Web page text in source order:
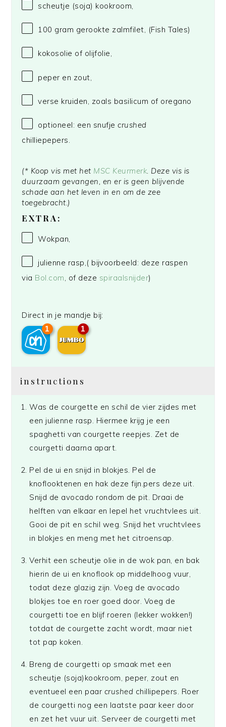
scheutje (soja) kookroom,
100 gram gerookte zalmfilet, (Fish Tales)
kokosolie of olijfolie,
peper en zout,
verse kruiden, zoals basilicum of oregano
optioneel: een snufjecrushed
chilliepepers.
(* Koop vis met het MSC Keurmerk. Deze vis is
duurzaam gevangen, en er is geen blijvende
schade aan het leven in en om de zee
toegebracht.)
EXTRA:
Wokpan,
julienne rasp,( bijvoorbeeld: deze raspen
via Bol.com, of deze spiraalsnijder)
Direct in je mandje bij:
1 1
instructions
Was de courgette en schil de vier zijdes met
een julienne rasp. Hiermee krijg je een
spaghetti van courgette reepjes. Zet de
courgetti daarna apart.
Pel de ui en snijd in blokjes. Pel de
knoflooktenen en hak deze fijn.pers deze uit.
Snijd de avocado rondom de pit. Draai de
helften van elkaar en lepel het vruchtvlees uit.
Gooi de pit en schil weg. Snijd het vruchtvlees
in blokjes en meng met het citroensap.
Verhit een scheutje olie in de wok pan, en bak
hierin de ui en knoflook op middelhoog vuur,
todat deze glazig zijn. Voeg de avocado
blokjes toe en roer goed door. Voeg de
courgetti toe en blijf roeren (lekker wokken!)
totdat de courgette zacht wordt, maar niet
tot pap koken.
Breng de courgetti op smaak met een
scheutje (soja)kookroom, peper, zout en
eventueel een paar crushed chillipepers. Roer
de courgetti nog een laatste paar keer door
en zet het vuur uit. Serveer de courgetti met